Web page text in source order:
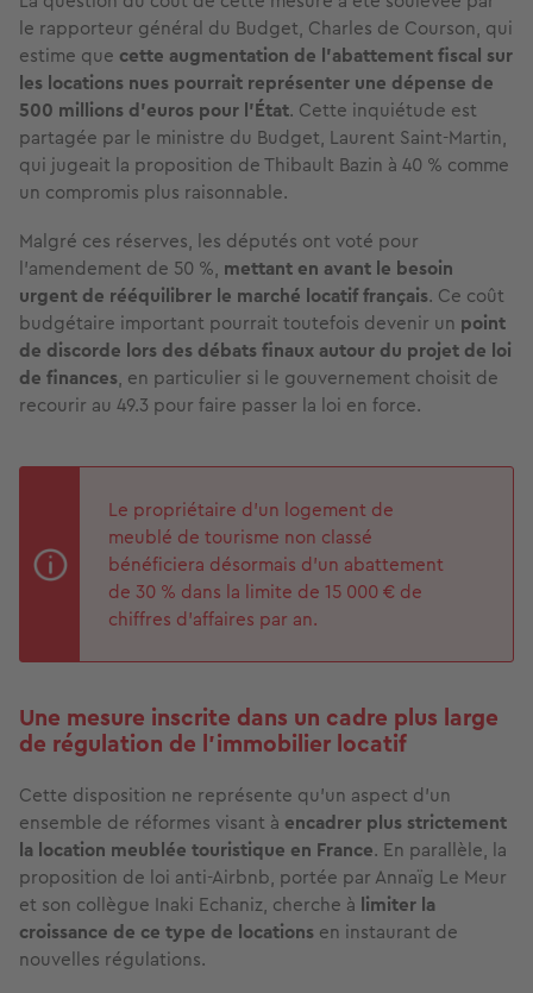
le rapporteur général du Budget, Charles de Courson, qui
estime que cette augmentation de l’abattement fiscal sur
les locations nues pourrait représenter une dépense de
500 millions d’euros pour l’État. Cette inquiétude est
partagée par le ministre du Budget, Laurent Saint-Martin,
qui jugeait la proposition de Thibault Bazin à 40 % comme
un compromis plus raisonnable.
Malgré ces réserves, les députés ont voté pour
l’amendement de 50 %, mettant en avant le besoin
urgent de rééquilibrer le marché locatif français. Ce coût
budgétaire important pourrait toutefois devenir un point
de discorde lors des débats finaux autour du projet de loi
de finances, en particulier si le gouvernement choisit de
recourir au 49.3 pour faire passer la loi en force.
Le propriétaire d’un logement de
meublé de tourisme non classé
bénéficiera désormais d’un abattement
de 30 % dans la limite de 15 000 € de
chiffres d’affaires par an.
Une mesure inscrite dans un cadre plus large
de régulation de l’immobilier locatif
Cette disposition ne représente qu’un aspect d’un
ensemble de réformes visant à encadrer plus strictement
la location meublée touristique en France. En parallèle, la
proposition de loi anti-Airbnb, portée par Annaïg Le Meur
et son collègue Inaki Echaniz, cherche à limiter la
croissance de ce type de locations en instaurant de
nouvelles régulations.